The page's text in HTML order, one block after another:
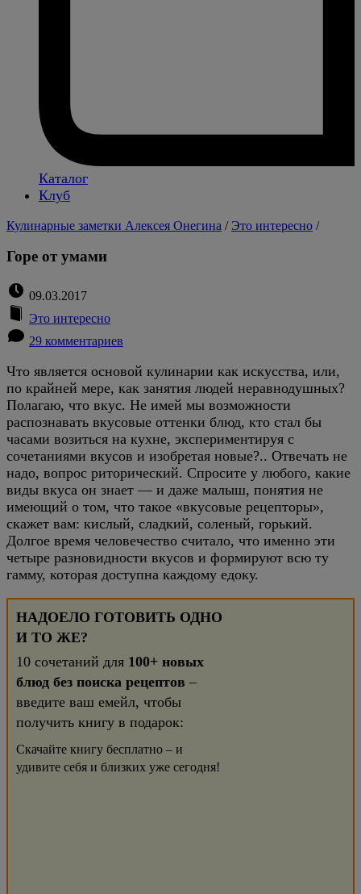
Каталог
Клуб
Кулинарные заметки Алексея Онегина / Это интересно /
Горе от умами
09.03.2017
Это интересно
29 комментариев
Что является основой кулинарии как искусства, или,
по крайней мере, как занятия людей неравнодушных?
Полагаю, что вкус. Не имей мы возможности
распознавать вкусовые оттенки блюд, кто стал бы
часами возиться на кухне, экспериментируя с
сочетаниями вкусов и изобретая новые?.. Отвечать не
надо, вопрос риторический. Спросите у любого, какие
виды вкуса он знает — и даже малыш, понятия не
имеющий о том, что такое «вкусовые рецепторы»,
скажет вам: кислый, сладкий, соленый, горький.
Долгое время человечество считало, что именно эти
четыре разновидности вкусов и формируют всю ту
гамму, которая доступна каждому едоку.
НАДОЕЛО ГОТОВИТЬ ОДНО
И ТО ЖЕ?
10 сочетаний для 100+ новых
блюд без поиска рецептов –
введите ваш емейл, чтобы
получить книгу в подарок:
Скачайте книгу бесплатно – и
удивите себя и близких уже сегодня!